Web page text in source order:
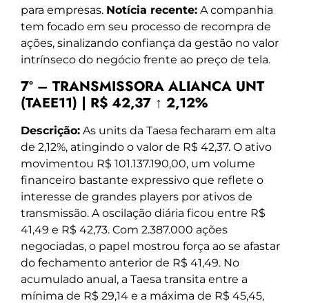
para empresas. Notícia recente: A companhia
tem focado em seu processo de recompra de
ações, sinalizando confiança da gestão no valor
intrínseco do negócio frente ao preço de tela.
7º – TRANSMISSORA ALIANCA UNT
(TAEE11) | R$ 42,37 ↑ 2,12%
Descrição: As units da Taesa fecharam em alta
de 2,12%, atingindo o valor de R$ 42,37. O ativo
movimentou R$ 101.137.190,00, um volume
financeiro bastante expressivo que reflete o
interesse de grandes players por ativos de
transmissão. A oscilação diária ficou entre R$
41,49 e R$ 42,73. Com 2.387.000 ações
negociadas, o papel mostrou força ao se afastar
do fechamento anterior de R$ 41,49. No
acumulado anual, a Taesa transita entre a
mínima de R$ 29,14 e a máxima de R$ 45,45,